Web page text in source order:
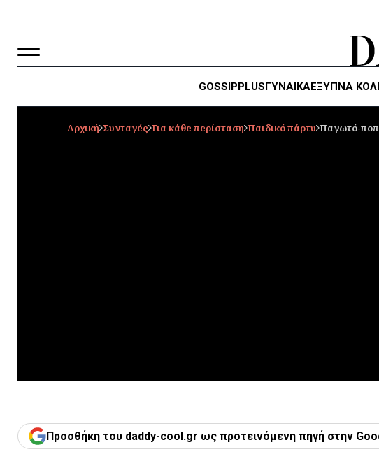
GOSSIPPLUSΓΥΝΑΙΚΑΈΞΥΠΝΑ
Αρχική Συνταγές Για κάθε περίσταση Παιδικό πάρτυ Παγωτό-ποπ
Προσθήκη του daddy-cool.gr ως προτεινόμενη πηγή στην